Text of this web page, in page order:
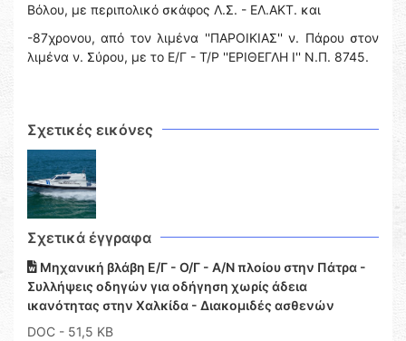
Βόλου, με περιπολικό σκάφος Λ.Σ. - ΕΛ.ΑΚΤ. και
-87χρονου, από τον λιμένα ''ΠΑΡΟΙΚΙΑΣ'' ν. Πάρου στον
λιμένα ν. Σύρου, με το Ε/Γ - Τ/Ρ ''ΕΡΙΘΕΓΛΗ Ι'' Ν.Π. 8745.
Σχετικές εικόνες
Σχετικά έγγραφα
Μηχανική βλάβη Ε/Γ - Ο/Γ - Α/Ν πλοίου στην Πάτρα -
Συλλήψεις οδηγών για οδήγηση χωρίς άδεια
ικανότητας στην Χαλκίδα - Διακομιδές ασθενών
DOC - 51,5 KB